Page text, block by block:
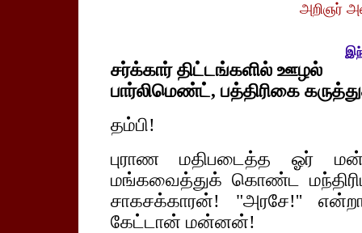
அறிஞர்
சர்க்கார் திட்டங்களில் ஊழல்
பார்லிமெண்ட், பத்திரிகை
தம்பி!
புராண மதிபடைத்த ஓர்
மங்கவைத்துக் கொண்ட
சாகசக்காரன்! "அரசே!''
கேட்டான் மன்னன்!